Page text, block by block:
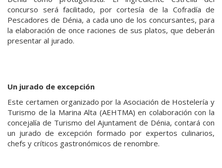
concurso será facilitado, por cortesía de la Cofradía de
Pescadores de Dénia, a cada uno de los concursantes, para
la elaboración de once raciones de sus platos, que deberán
presentar al jurado.
Un jurado de excepción
Este certamen organizado por la Asociación de Hostelería y
Turismo de la Marina Alta (AEHTMA) en colaboración con la
concejalía de Turismo del Ajuntament de Dénia, contará con
un jurado de excepción formado por expertos culinarios,
chefs y críticos gastronómicos de renombre.